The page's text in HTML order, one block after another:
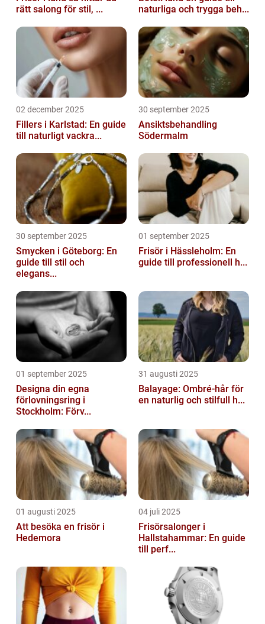
rätt salong för stil, ...
naturliga och trygga beh...
02 december 2025
Fillers i Karlstad: En guide
till naturligt vackra...
30 september 2025
Ansiktsbehandling
Södermalm
30 september 2025
Smycken i Göteborg: En
guide till stil och
elegans...
01 september 2025
Frisör i Hässleholm: En
guide till professionell h...
01 september 2025
Designa din egna
förlovningsring i
Stockholm: Förv...
31 augusti 2025
Balayage: Ombré-hår för
en naturlig och stilfull h...
01 augusti 2025
Att besöka en frisör i
Hedemora
04 juli 2025
Frisörsalonger i
Hallstahammar: En guide
till perf...